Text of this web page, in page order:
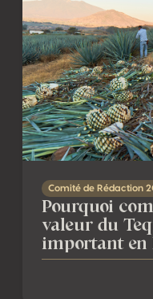
Comité de Rédaction
Pourquoi
valeur du
important en